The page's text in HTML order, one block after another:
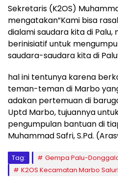
Sekretaris (K2OS)
mengatakan”Kami bisa
dialami saudara kita di Palu,
berinisiatif untuk
saudara-saudara kita di
hal ini tentunya karena
teman-teman di Marbo
adakan pertemuan di
Uptd Marbo, tujuannya
pengumpulan bantuan di
Muhammad Safri, S.Pd.
Tag:
Gempa Palu-
K2OS Kecamatan Marbo